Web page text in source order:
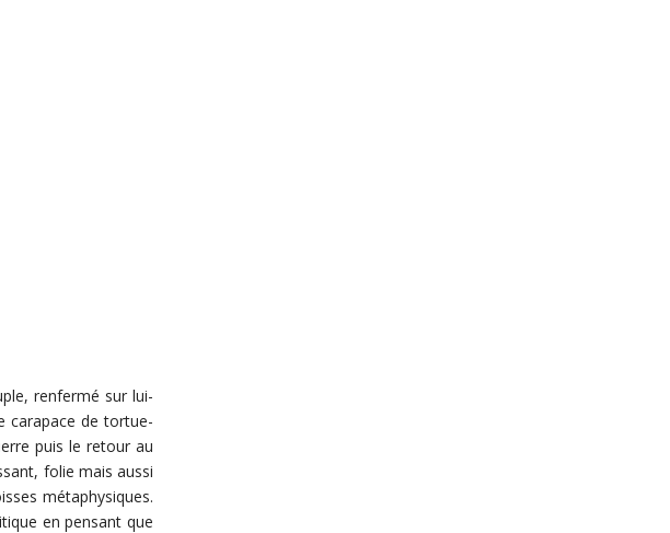
renfermé sur lui-
carapace de tortue-
puis le retour au
folie mais aussi
métaphysiques.
en pensant que